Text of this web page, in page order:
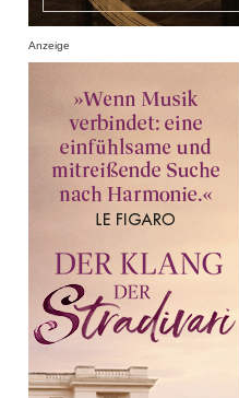
Anzeige